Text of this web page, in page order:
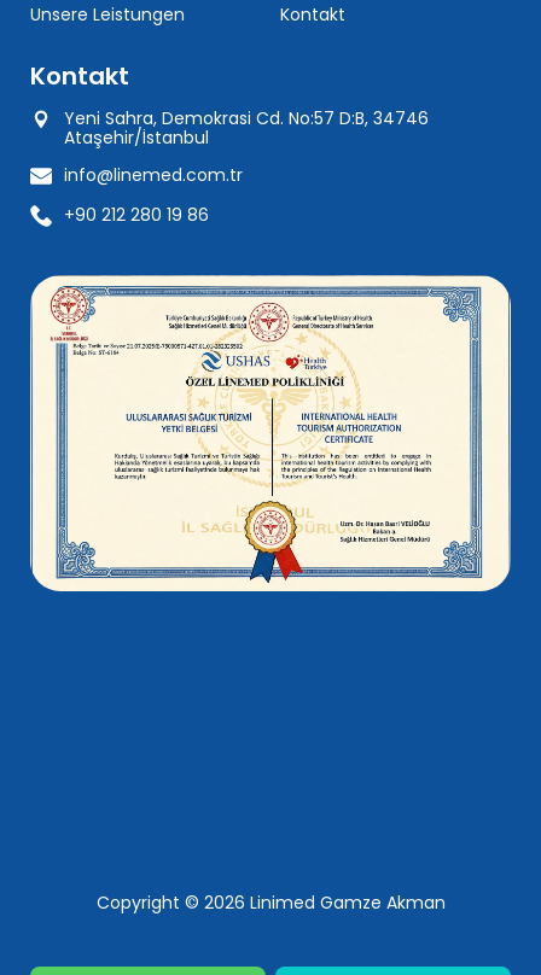
Unsere Leistungen
Kontakt
Kontakt
Yeni Sahra, Demokrasi Cd. No:57 D:B, 34746
Ataşehir/İstanbul
info@linemed.com.tr
+90 212 280 19 86
Copyright © 2026 Linimed Gamze Akman